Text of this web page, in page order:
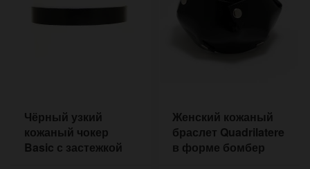
Чёрный узкий
кожаный чокер
Basic с застежкой
Женский кожаный
браслет Quadrilatere
в форме бомбер